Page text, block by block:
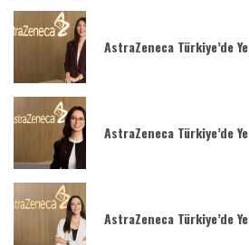
AstraZeneca Türkiye’de
AstraZeneca Türkiye’de
AstraZeneca Türkiye’de